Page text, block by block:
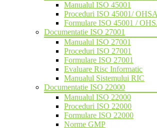
Manualul ISO 45001
Proceduri ISO 45001/
Formulare ISO 45001 /
Documentatie ISO 27001
Manualul ISO 27001
Proceduri ISO 27001
Formulare ISO 27001
Evaluare Risc Informatic
Manualul Sistemului RIC
Documentatie ISO 22000
Manualul ISO 22000
Proceduri ISO 22000
Formulare ISO 22000
Norme GMP